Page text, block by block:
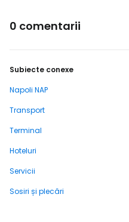
0 comentarii
Subiecte conexe
Napoli NAP
Transport
Terminal
Hoteluri
Servicii
Sosiri și plecări